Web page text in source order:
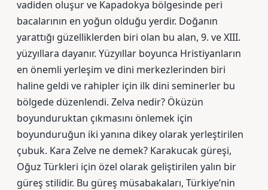
vadiden oluşur ve Kapadokya bölgesinde peri
bacalarının en yoğun olduğu yerdir. Doğanın
yarattığı güzelliklerden biri olan bu alan, 9. ve XIII.
yüzyıllara dayanır. Yüzyıllar boyunca Hristiyanların
en önemli yerleşim ve dini merkezlerinden biri
haline geldi ve rahipler için ilk dini seminerler bu
bölgede düzenlendi. Zelva nedir? Öküzün
boyunduruktan çıkmasını önlemek için
boyunduruğun iki yanına dikey olarak yerleştirilen
çubuk. Kara Zelve ne demek? Karakucak güreşi,
Oğuz Türkleri için özel olarak geliştirilen yalın bir
güreş stilidir. Bu güreş müsabakaları, Türkiye’nin